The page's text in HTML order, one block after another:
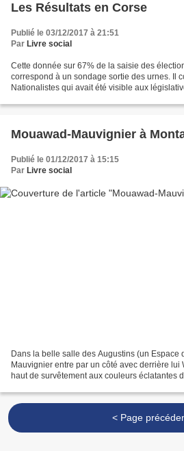
Les Résultats en Corse
Publié le 03/12/2017 à 21:51
Par Livre social
Cette donnée sur 67% de la saisie des
correspond à un sondage sortie des urnes. Il
Nationalistes qui avait été visible aux
Mouawad-Mauvignier à
Publié le 01/12/2017 à 15:15
Par Livre social
Dans la belle salle des Augustins (un Espace
Mauvignier entre par un côté avec derrière lui
haut de survêtement aux couleurs éclatantes
< Page